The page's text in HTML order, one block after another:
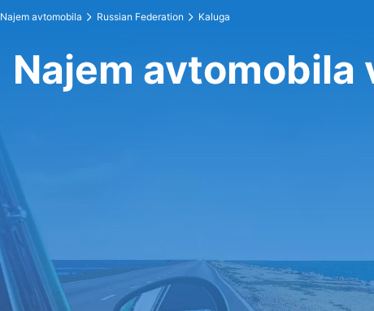
Najem avtomobila Russian Federation Kaluga
Najem avtomobila